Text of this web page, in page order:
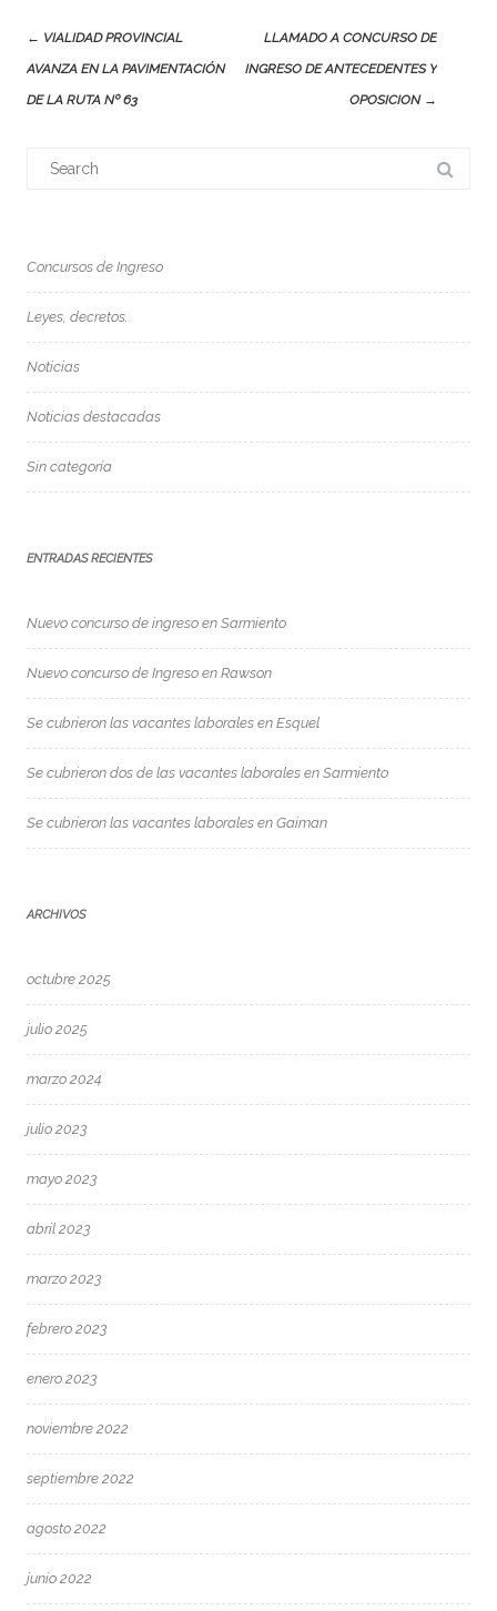
Post
navigation
← VIALIDAD PROVINCIAL
AVANZA EN LA PAVIMENTACIÓN
DE LA RUTA Nº 63
LLAMADO A CONCURSO DE
INGRESO DE ANTECEDENTES Y
OPOSICION →
Concursos de Ingreso
Leyes, decretos.
Noticias
Noticias destacadas
Sin categoría
ENTRADAS RECIENTES
Nuevo concurso de ingreso en Sarmiento
Nuevo concurso de Ingreso en Rawson
Se cubrieron las vacantes laborales en Esquel
Se cubrieron dos de las vacantes laborales en Sarmiento
Se cubrieron las vacantes laborales en Gaiman
ARCHIVOS
octubre 2025
julio 2025
marzo 2024
julio 2023
mayo 2023
abril 2023
marzo 2023
febrero 2023
enero 2023
noviembre 2022
septiembre 2022
agosto 2022
junio 2022